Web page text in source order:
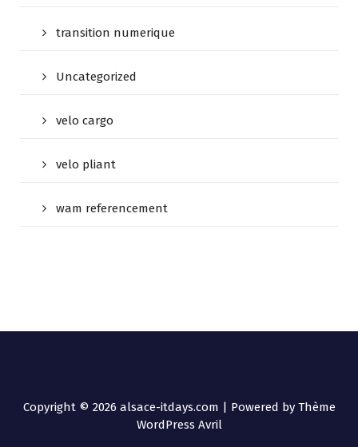
transition numerique
Uncategorized
velo cargo
velo pliant
wam referencement
Copyright © 2026 alsace-itdays.com | Powered by Thème
WordPress Avril